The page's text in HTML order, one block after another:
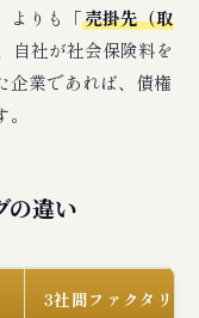
よりも「売掛先（取
自社が社会保険料を
企業であれば、債権
の違い
3社間ファクタリン